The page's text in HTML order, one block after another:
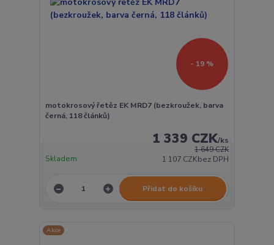
- 19 %
motokrosový řetěz EK MRD7 (bezkroužek, barva
černá, 118 článků)
1 649 CZK
1 339 CZK/ks
1 107 CZKbez DPH
Skladem
Přidat do košíku
Akce